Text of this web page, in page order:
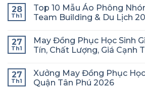
28
Th1
Top 10 Mẫu Áo Phông
Team Building & Du Lịch
27
Th1
May Đồng Phục Học Sinh
Tín, Chất Lượng, Giá Cạnh
27
Th1
Xưởng May Đồng Phục Học
Quận Tân Phú 2026